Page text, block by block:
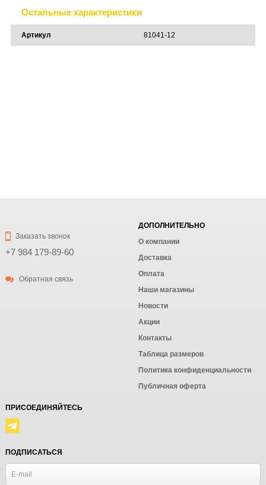
Остальные характеристики
Артикул 81041-12
Заказать звонок
+7 984 179-89-60
Обратная связь
ДОПОЛНИТЕЛЬНО
О компании
Доставка
Оплата
Наши магазины
Новости
Акции
Контакты
Таблица размеров
Политика конфиденциальности
Публичная оферта
ПРИСОЕДИНЯЙТЕСЬ
ПОДПИСАТЬСЯ